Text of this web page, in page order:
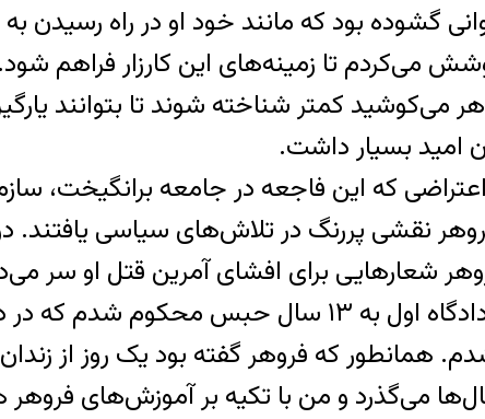
گشوده بود که مانند خود او در راه رسیدن
می‌کردم تا زمینه‌های این کارزار فراهم
کمتر شناخته شوند تا بتوانند
امید بسیار داشت.
که این فاجعه در جامعه برانگیخت،
شعارهایی برای افشای آمرین قتل او سر
همراه چند تن از وابستگان حزبی دستگیر شدم. در دادگاه
همانطور که فروهر گفته بود یک روز از
می‌گذرد و من با تکیه بر آموزش‌های